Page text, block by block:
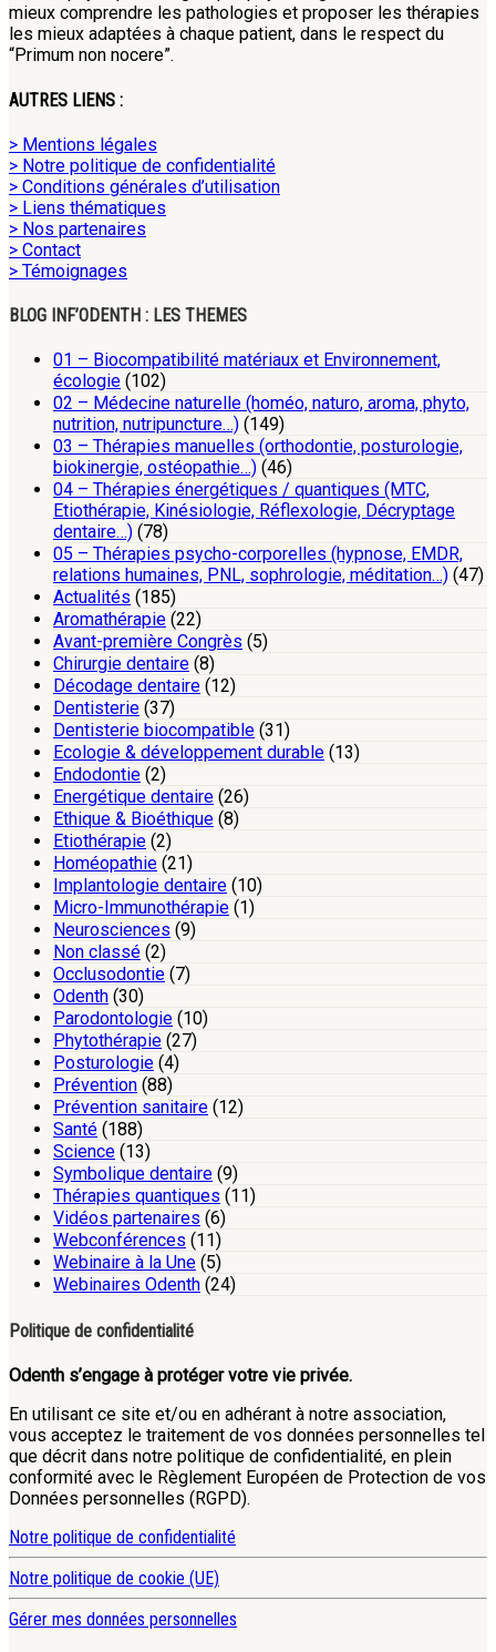
mieux comprendre les pathologies et proposer les thérapies
les mieux adaptées à chaque patient, dans le respect du
“Primum non nocere”.
AUTRES LIENS :
> Mentions légales
> Notre politique de confidentialité
> Conditions générales d’utilisation
> Liens thématiques
> Nos partenaires
> Contact
> Témoignages
BLOG INF’ODENTH : LES THEMES
01 – Biocompatibilité matériaux et Environnement,
écologie (102)
02 – Médecine naturelle (homéo, naturo, aroma, phyto,
nutrition, nutripuncture…) (149)
03 – Thérapies manuelles (orthodontie, posturologie,
biokinergie, ostéopathie…) (46)
04 – Thérapies énergétiques / quantiques (MTC,
Etiothérapie, Kinésiologie, Réflexologie, Décryptage
dentaire…) (78)
05 – Thérapies psycho-corporelles (hypnose, EMDR,
relations humaines, PNL, sophrologie, méditation…) (47)
Actualités (185)
Aromathérapie (22)
Avant-première Congrès (5)
Chirurgie dentaire (8)
Décodage dentaire (12)
Dentisterie (37)
Dentisterie biocompatible (31)
Ecologie & développement durable (13)
Endodontie (2)
Energétique dentaire (26)
Ethique & Bioéthique (8)
Etiothérapie (2)
Homéopathie (21)
Implantologie dentaire (10)
Micro-Immunothérapie (1)
Neurosciences (9)
Non classé (2)
Occlusodontie (7)
Odenth (30)
Parodontologie (10)
Phytothérapie (27)
Posturologie (4)
Prévention (88)
Prévention sanitaire (12)
Santé (188)
Science (13)
Symbolique dentaire (9)
Thérapies quantiques (11)
Vidéos partenaires (6)
Webconférences (11)
Webinaire à la Une (5)
Webinaires Odenth (24)
Politique de confidentialité
Odenth s’engage à protéger votre vie privée.
En utilisant ce site et/ou en adhérant à notre association,
vous acceptez le traitement de vos données personnelles tel
que décrit dans notre politique de confidentialité, en plein
conformité avec le Règlement Européen de Protection de vos
Données personnelles (RGPD).
Notre politique de confidentialité
Notre politique de cookie (UE)
Gérer mes données personnelles